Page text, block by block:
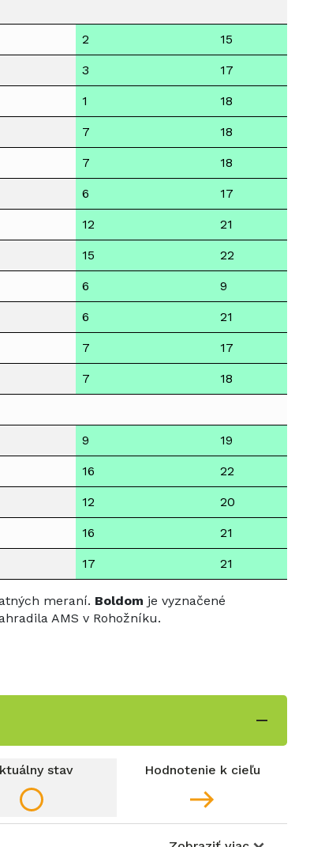
2 15
3 17
1 18
7 18
7 18
6 17
12 21
15 22
6 9
6 21
7 17
7 18
9 19
16 22
12 20
16 21
17 21
meraní. Boldom je vyznačené
AMS v Rohožníku.
stav Hodnotenie k cieľu